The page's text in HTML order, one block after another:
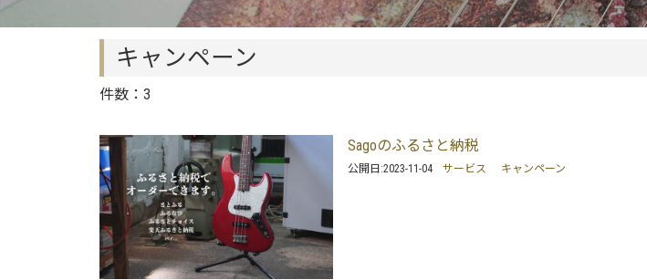
キャンペーン
件数：3
Sagoのふるさと納税
公開日:2023-11-04 サービス キャンペーン